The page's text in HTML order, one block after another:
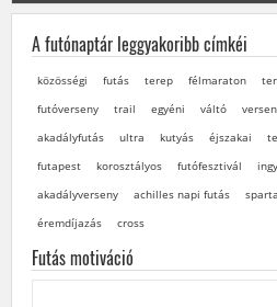
A futónaptár leggyakoribb címkéi
közösségi futás terep félmaraton
futóverseny
trail egyéni váltó
akadályfutás
ultra kutyás éjszakai
futapest
korosztályos futófesztivál
akadályverseny
achilles napi futás
éremdíjazás
cross
Futás motiváció